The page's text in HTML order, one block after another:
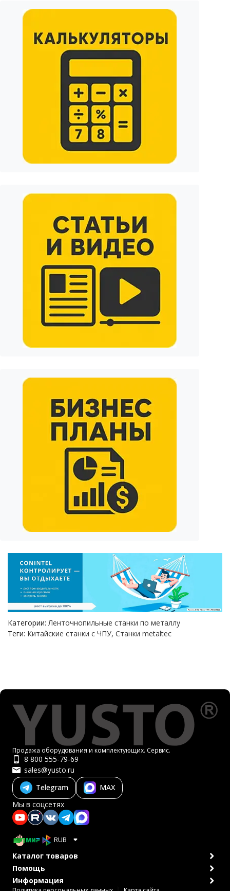
Категории: Ленточнопильные станки по металлу
Теги: Китайские станки с ЧПУ, Станки metaltec
Продажа оборудования и комплектующих. Сервис.
8 800 555-79-69
sales@yusto.ru
Telegram
MAX
Мы в соцсетях
RUB
Каталог товаров
Помощь
Информация
Политика персональных данных Карта сайта